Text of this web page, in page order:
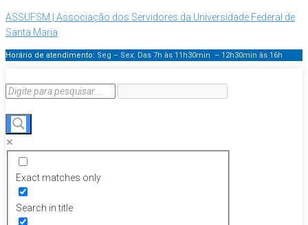
ASSUFSM | Associação dos Servidores da Universidade Federal de
Santa Maria
Horário de atendimento: Seg – Sex: Das 7h às 11h30min – 12h30min às 16h
Exact matches only
Search in title